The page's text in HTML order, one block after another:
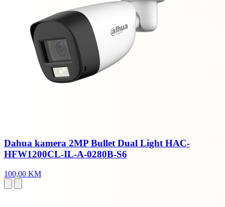
Dahua kamera 2MP Bullet Dual Light HAC-
HFW1200CL-IL-A-0280B-S6
100,00 KM